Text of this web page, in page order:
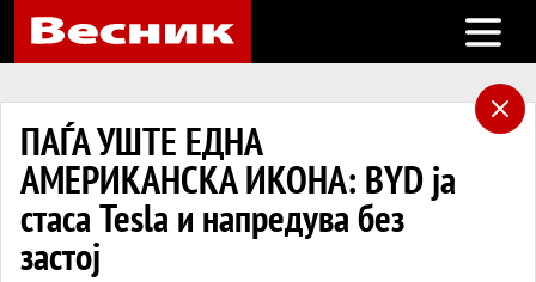
Open
ПАЃА УШТЕ ЕДНА
АМЕРИКАНСКА ИКОНА: BYD ја
стаса Tesla и напредува без
застој